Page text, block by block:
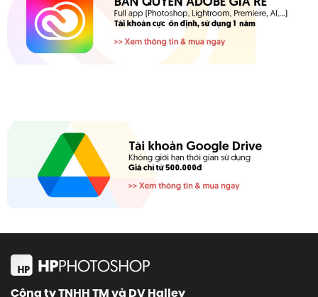
Công ty TNHH TM và DV Halley